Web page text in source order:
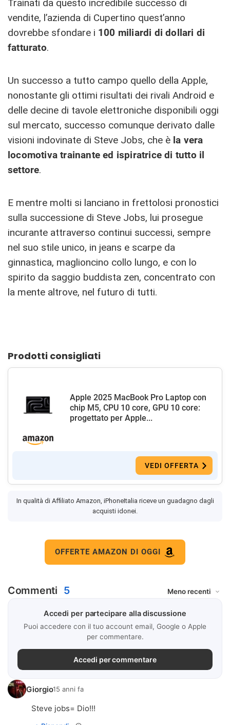
Trainati da questo incredibile successo di
vendite, l’azienda di Cupertino quest’anno
dovrebbe sfondare i 100 miliardi di dollari di
fatturato.
Un successo a tutto campo quello della Apple,
nonostante gli ottimi risultati dei rivali Android e
delle decine di tavole elettroniche disponibili oggi
sul mercato, successo comunque derivato dalle
visioni indovinate di Steve Jobs, che è la vera
locomotiva trainante ed ispiratrice di tutto il
settore.
E mentre molti si lanciano in frettolosi pronostici
sulla successione di Steve Jobs, lui prosegue
incurante attraverso continui successi, sempre
nel suo stile unico, in jeans e scarpe da
ginnastica, maglioncino collo lungo, e con lo
spirito da saggio buddista zen, concentrato con
la mente altrove, nel futuro di tutti.
Prodotti consigliati
Apple 2025 MacBook Pro Laptop con
chip M5, CPU 10 core, GPU 10 core:
progettato per Apple...
VEDI OFFERTA
In qualità di Affiliato Amazon, iPhoneItalia riceve un guadagno dagli
acquisti idonei.
OFFERTE AMAZON DI OGGI
Commenti 5
Accedi per partecipare alla discussione
Puoi accedere con il tuo account email, Google o Apple
per commentare.
Accedi per commentare
Giorgio15 anni fa
Steve jobs= Dio!!!